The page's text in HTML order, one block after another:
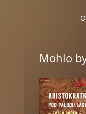
Mohlo